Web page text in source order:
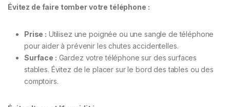
Évitez de faire tomber votre téléphone :
Prise : Utilisez une poignée ou une sangle de téléphone
pour aider à prévenir les chutes accidentelles.
Surface : Gardez votre téléphone sur des surfaces
stables. Évitez de le placer sur le bord des tables ou des
comptoirs.